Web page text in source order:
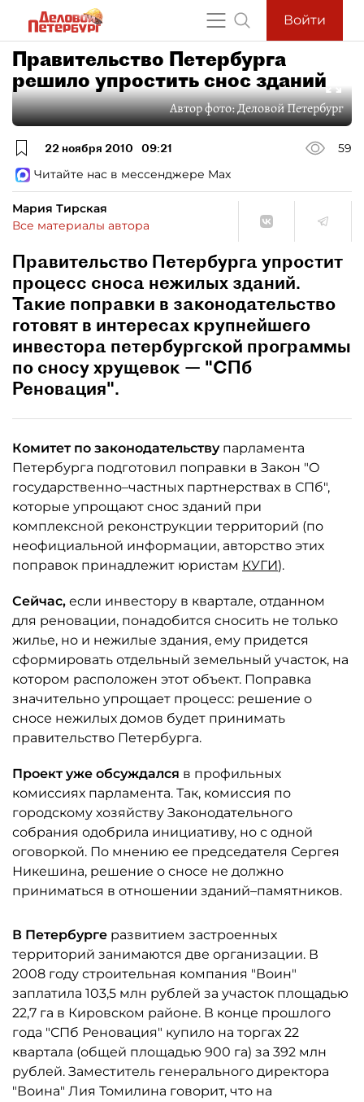
Войти
Правительство Петербурга
решило упростить снос зданий
Автор фото:Деловой Петербург
22 ноября 2010 09:21
59
Читайте нас в мессенджере Max
Мария Тирская
Все материалы автора
Правительство Петербурга упростит
процесс сноса нежилых зданий.
Такие поправки в законодательство
готовят в интересах крупнейшего
инвестора петербургской программы
по сносу хрущевок — "СПб
Реновация".
Комитет по законодательству парламента
Петербурга подготовил поправки в Закон "О
государственно–частных партнерствах в СПб",
которые упрощают снос зданий при
комплексной реконструкции территорий (по
неофициальной информации, авторство этих
поправок принадлежит юристам КУГИ).
Сейчас, если инвестору в квартале, отданном
для реновации, понадобится сносить не только
жилье, но и нежилые здания, ему придется
сформировать отдельный земельный участок, на
котором расположен этот объект. Поправка
значительно упрощает процесс: решение о
сносе нежилых домов будет принимать
правительство Петербурга.
Проект уже обсуждался в профильных
комиссиях парламента. Так, комиссия по
городскому хозяйству Законодательного
собрания одобрила инициативу, но с одной
оговоркой. По мнению ее председателя Сергея
Никешина, решение о сносе не должно
приниматься в отношении зданий–памятников.
В Петербурге развитием застроенных
территорий занимаются две организации. В
2008 году строительная компания "Воин"
заплатила 103,5 млн рублей за участок площадью
22,7 га в Кировском районе. В конце прошлого
года "СПб Реновация" купило на торгах 22
квартала (общей площадью 900 га) за 392 млн
рублей. Заместитель генерального директора
"Воина" Лия Томилина говорит, что на